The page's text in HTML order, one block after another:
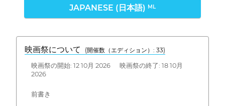
JAPANESE (日本語) ML
映画祭について (開催数（エディション）: 33)
映画祭の開始: 12 10月 2026 映画祭の終了: 18 10月
2026
前書き